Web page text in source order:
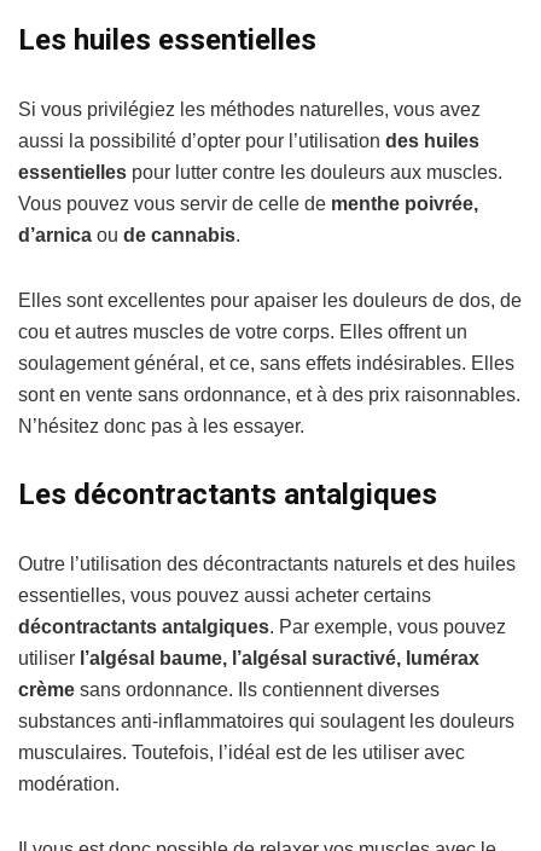
Les huiles essentielles
Si vous privilégiez les méthodes naturelles, vous avez
aussi la possibilité d’opter pour l’utilisation des huiles
essentielles pour lutter contre les douleurs aux muscles.
Vous pouvez vous servir de celle de menthe poivrée,
d’arnica ou de cannabis.
Elles sont excellentes pour apaiser les douleurs de dos, de
cou et autres muscles de votre corps. Elles offrent un
soulagement général, et ce, sans effets indésirables. Elles
sont en vente sans ordonnance, et à des prix raisonnables.
N’hésitez donc pas à les essayer.
Les décontractants antalgiques
Outre l’utilisation des décontractants naturels et des huiles
essentielles, vous pouvez aussi acheter certains
décontractants antalgiques. Par exemple, vous pouvez
utiliser l’algésal baume, l’algésal suractivé, lumérax
crème sans ordonnance. Ils contiennent diverses
substances anti-inflammatoires qui soulagent les douleurs
musculaires. Toutefois, l’idéal est de les utiliser avec
modération.